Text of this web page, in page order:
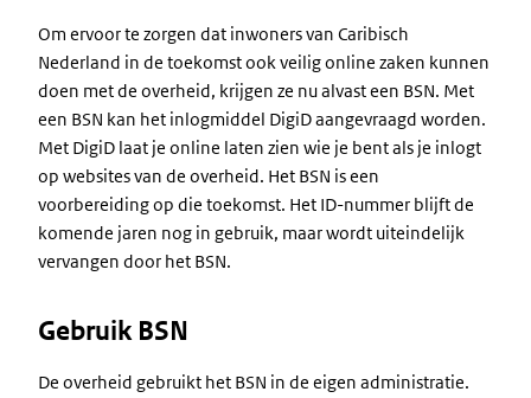
Om ervoor te zorgen dat inwoners van Caribisch
Nederland in de toekomst ook veilig online zaken kunnen
doen met de overheid, krijgen ze nu alvast een BSN. Met
een BSN kan het inlogmiddel DigiD aangevraagd worden.
Met DigiD laat je online laten zien wie je bent als je inlogt
op websites van de overheid. Het BSN is een
voorbereiding op die toekomst. Het ID-nummer blijft de
komende jaren nog in gebruik, maar wordt uiteindelijk
vervangen door het BSN.
Gebruik BSN
De overheid gebruikt het BSN in de eigen administratie.